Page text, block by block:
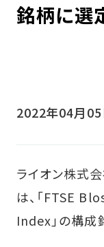
銘柄に選
2022年04月05
ライオン株式
は、「FTSE
Index」の構成